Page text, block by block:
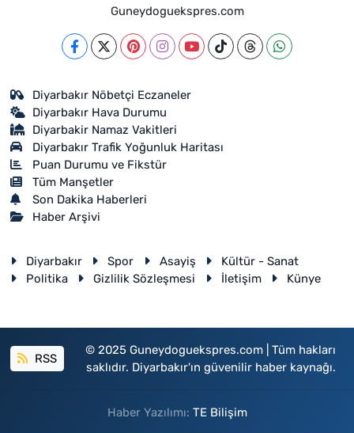
Guneydoguekspres.com
Diyarbakır Nöbetçi Eczaneler
Diyarbakır Hava Durumu
Diyarbakir Namaz Vakitleri
Diyarbakır Trafik Yoğunluk Haritası
Puan Durumu ve Fikstür
Tüm Manşetler
Son Dakika Haberleri
Haber Arşivi
Diyarbakır Spor Asayiş
Kültür - Sanat
Politika
Gizlilik Sözleşmesi İletişim Künye
RSS
© 2025 Guneydoguekspres.com | Tüm hakları
saklıdır. Diyarbakır'ın güvenilir haber kaynağı.
Haber Yazılımı: TE Bilişim